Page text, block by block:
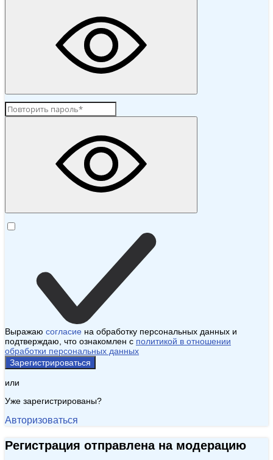
Выражаю согласие на обработку персональных данных и
подтверждаю, что ознакомлен с политикой в отношении
обработки персональных данных
Зарегистрироваться
или
Уже зарегистрированы?
Авторизоваться
Регистрация отправлена на модерацию